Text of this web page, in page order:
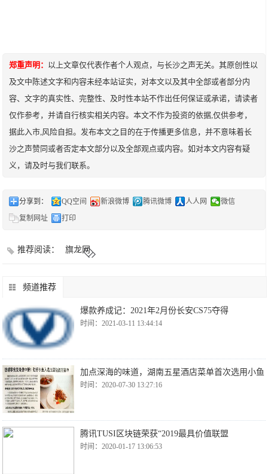
郑重声明：
以上文章仅代表作者个人观点，与长沙之声无关。其原创性以
及文中陈述文字和内容未经本站证实，对本文以及其中全部或者部分内
容、文字的真实性、完整性、及时性本站不作出任何保证或承诺，请读者
仅作参考，并请自行核实相关内容。本文不作为投资的依据,仅供参考，
据此入市,风险自担。发布本文之目的在于传播更多信息，并不意味着长
沙之声赞同或者否定本文部分以及全部观点或内容。如对本文内容有疑
义，请及时与我们联系。
分享到： QQ空间 新浪微博 腾讯微博 人人网
微信
复制网址
打印
推荐阅读： 旗龙网
频道推荐
爆款养成记：2021年2月份长安CS75夺得
时间：2021-03-11 13:44:14
加点深海的味道，湖南五星酒店菜单首次选用小鱼
时间：2020-07-30 13:27:16
腾讯TUSI区块链荣获“2019最具价值联盟
时间：2020-01-17 13:06:53